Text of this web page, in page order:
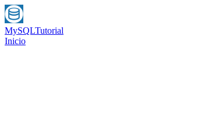
MySQLTutorial
Inicio